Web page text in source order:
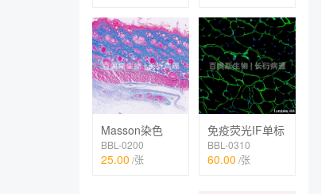
Masson染色
BBL-0200
25.00 /张
免疫荧光IF单标
BBL-0310
60.00 /张